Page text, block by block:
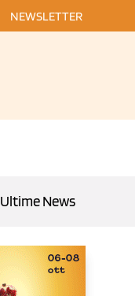
NEWSLETTER
Ultime News